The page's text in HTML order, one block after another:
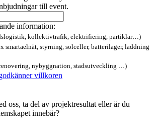
till event.
information:
kollektivtrafik, elektrifiering, partiklar…)
smartaelnät, styrning, solceller, batterilager, laddning
nybyggnation, stadsutveckling …)
villkoren
oss, ta del av projektresultat eller är du
innebär?